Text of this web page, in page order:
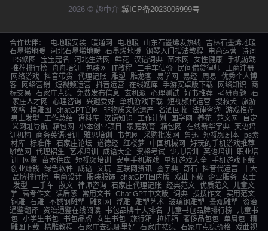
2026 © 趣中介 冀ICP备2023006999号
合作伙伴： 电地暖安装 暖通网 电地暖 山东石墨烯发热线
吉林石墨烯地暖
石墨烯地暖
河北石墨烯地暖 石墨烯地暖 钢琴入门指法教程 电商运营
诗词
PS修图
宝宝起名 河北生活网 鲜花 汉语词典 苗木网 女性健康 手机游戏
推荐排行榜
舟舟培训 包装网 IT教程 二手车估价 民间借贷律师
工商注册
网络游戏 抖音带货 代理记账 雕塑 雕龙客 易学网 易经 周易
优秀个人博
客
网络营销 短视频运营 抖音运营 在线题库 手游安卓版下载 网络知识
商
标交易
石家庄点痣 免费发布信息 玄机派 心理测试 好书推荐 考研真题 石
家庄人才网
心理咨询 兴趣爱好 单机游戏下载 短视频代运营 搜救犬 旅游
攻略 精雕图 chatGPT官网 非物质文化遗产 名酒回收 法律咨询 游戏推荐
男士发型
工作总结 语料库 汉语知识 工作计划 国学网 养花 范文网
自定
义网址导航 箱包网 小本创业项目 家庭教育 箱包网 在线新华字典 英语培
训机构
商务英语培训 雅思培训 书包网 采购批发网 鲁迅 短视频剧本
ps素
材库
标准件 石家庄论坛 道德经 红楼梦 中国机械网
好玩的手机游戏推荐
雕塑网
代理招生 艺术培训 成语大全 资格考试 少儿培训 英语培训
职业培
训
网赚 苗木供应 短视频培训 安卓手机游戏 单机游戏大全
手机游戏下载
创业赚钱
绿色软件 成语 文玩 互联网资讯 查字典 奇石 抖音代运营 十大
品牌排行榜
电商设计 服装服饰 chatGPT国内版 戏曲下载 企业服务
女士
发型
二手车 散文 律师咨询 石家庄代理记账 经典范文 优质范文
儿童文
学 高考作文 读后感 常用文书 Chat GPT中文版 词典 搜搜作文
实用范文
铜雕 石雕 不锈钢雕塑 雕刻网 浮雕 雕塑艺术 玻璃钢雕塑 景观雕塑
资治
通鉴翻译
资治通鉴在线阅读 书包品牌十大排名 儿童书包品牌排行榜
儿童书
包 小学生书包 书包品牌 女生书包 旅行箱 拉杆箱 奢侈品包包 单肩包 精
雕图下载 精雕教程 石家庄去痣哪里好 石家庄祛痣 石家庄点痣价格 戏曲视